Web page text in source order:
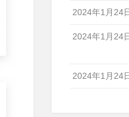
2024年1月24
2024年1月24
2024年1月24